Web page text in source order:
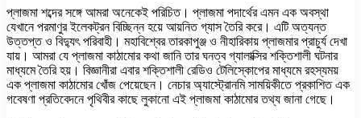
প্লাজমা শব্দের সঙ্গে আমরা অনেকেই পরিচিত। প্লাজমা পদার্থের এমন এক অবস্থা
যেখানে পরমাণুর ইলেকট্রন বিচ্ছিন্ন হয়ে আয়নিত গ্যাস তৈরি করে। এটি অত্যন্ত
উত্তপ্ত ও বিদ্যুৎ পরিবাহী। মহাবিশ্বের তারকাপুঞ্জ ও নীহারিকায় প্লাজমার প্রাচুর্য দেখা
যায়। আমরা যে প্লাজমা কাঠামোর কথা জানি তার ঘনত্ব গ্যালাক্সির শক্তিশালী ঘটনার
মাধ্যমে তৈরি হয়। বিজ্ঞানীরা এবার শক্তিশালী রেডিও টেলিস্কোপের মাধ্যমে রহস্যময়
এক প্লাজমা কাঠামোর খোঁজ পেয়েছেন। নেচার অ্যাস্ট্রোনমি সাময়িকীতে প্রকাশিত এক
গবেষণা প্রতিবেদনে পৃথিবীর কাছে লুকানো এই প্লাজমা কাঠামোর তথ্য জানা গেছে।